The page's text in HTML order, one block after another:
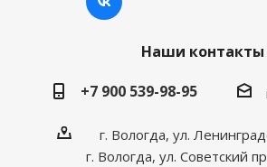
Наши контакты
+7 900 539-98-95
г. Вологда, ул.
г. Вологда, ул. Советский